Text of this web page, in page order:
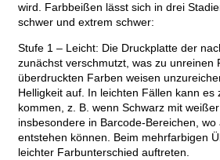
wird. Farbbeißen lässt sich in drei
schwer und extrem schwer:
Stufe 1 – Leicht: Die Druckplatte der
zunächst verschmutzt, was zu unreinen
überdruckten Farben weisen
Helligkeit auf. In leichten Fällen kann es
kommen, z. B. wenn Schwarz mit
insbesondere in Barcode-Bereichen, wo
entstehen können. Beim mehrfarbigen
leichter Farbunterschied auftreten.